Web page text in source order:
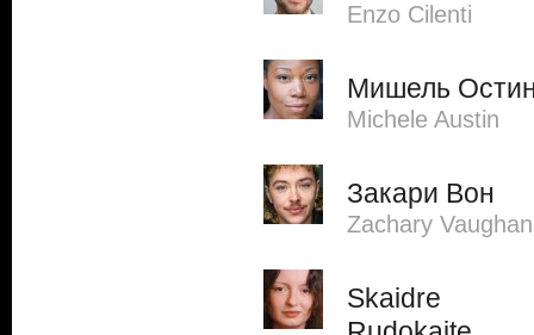
Enzo Cilenti
Мишель
Michele Austin
Закари Вон
Zachary Vaughan
Skaidre